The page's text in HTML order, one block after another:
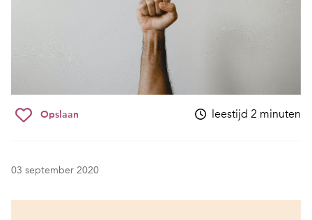
Opslaan leestijd 2 minuten
03 september 2020